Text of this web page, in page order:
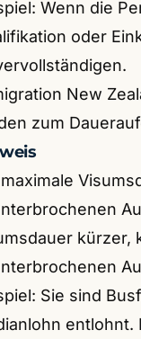
Wenn die
oder
New
zum
kürzer,
Sie sind
entlohnt.